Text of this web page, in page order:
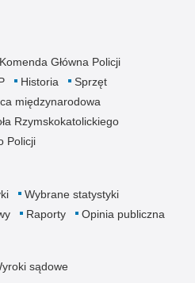
Komenda Główna Policji
Historia
Sprzęt
międzynarodowa
Rzymskokatolickiego
Policji
Wybrane statystyki
Raporty Opinia publiczna
sądowe